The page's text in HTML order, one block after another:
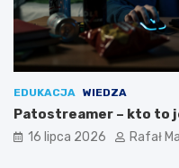
EDUKACJA WIEDZA
Patostreamer – kto to
16 lipca 2026 Rafał